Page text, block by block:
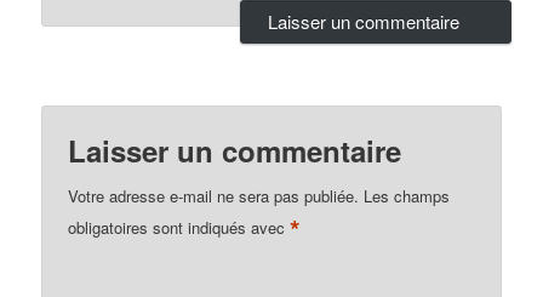
Laisser un commentaire
Votre adresse e-mail ne sera pas publiée. Les champs
obligatoires sont indiqués avec*